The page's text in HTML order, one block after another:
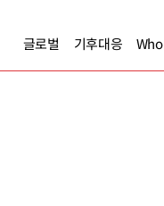
글로벌 기후대응 Who